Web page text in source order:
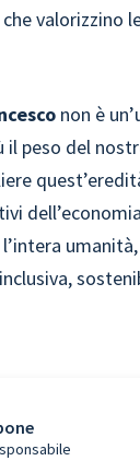
che valorizzino
non è
il peso del